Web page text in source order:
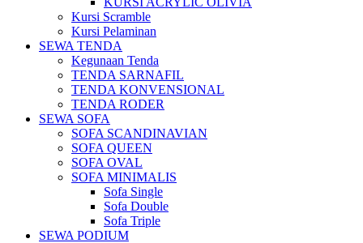
Kursi Scramble
Kursi Pelaminan
SEWA TENDA
Kegunaan Tenda
TENDA SARNAFIL
TENDA KONVENSIONAL
TENDA RODER
SEWA SOFA
SOFA SCANDINAVIAN
SOFA QUEEN
SOFA OVAL
SOFA MINIMALIS
Sofa Single
Sofa Double
Sofa Triple
SEWA PODIUM